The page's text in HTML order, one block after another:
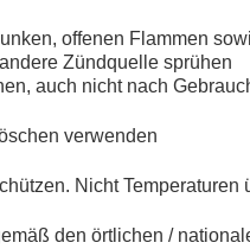
offenen Flammen
Zündquelle sprühen
auch nicht nach
verwenden
Nicht Temperaturen
den örtlichen /